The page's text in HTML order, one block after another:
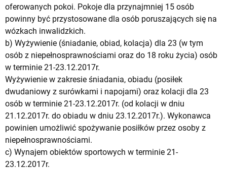
oferowanych pokoi. Pokoje dla przynajmniej 15 osób
powinny być przystosowane dla osób poruszających się na
wózkach inwalidzkich.
b) Wyżywienie (śniadanie, obiad, kolacja) dla 23 (w tym
osób z niepełnosprawnościami oraz do 18 roku życia) osób
w terminie 21-23.12.2017r.
Wyżywienie w zakresie śniadania, obiadu (posiłek
dwudaniowy z surówkami i napojami) oraz kolacji dla 23
osób w terminie 21-23.12.2017r. (od kolacji w dniu
21.12.2017r. do obiadu w dniu 23.12.2017r.). Wykonawca
powinien umożliwić spożywanie posiłków przez osoby z
niepełnosprawnościami.
c) Wynajem obiektów sportowych w terminie 21-
23.12.2017r.